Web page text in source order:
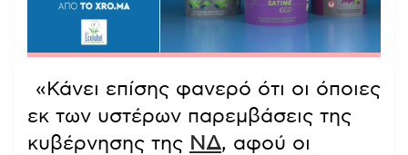
«Κάνει επίσης φανερό ότι οι όποιες
εκ των υστέρων παρεμβάσεις της
κυβέρνησης της ΝΔ, αφού οι